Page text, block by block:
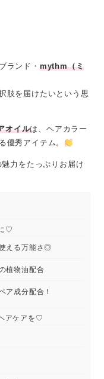
ランド・ mythm（ミ
肢を届けたいという思
オイルは、ヘアカラー
優秀アイテム。
魅力をたっぷりお届け
♡
える万能さ◎
植物油配合
ア成分配合！
アケアを♡